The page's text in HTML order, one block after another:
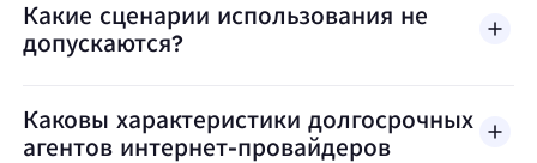
Какие сценарии использования не
допускаются?
BestProxy не поддерживает мошенничество,
Каковы характеристики долгосрочных
агентов интернет-провайдеров